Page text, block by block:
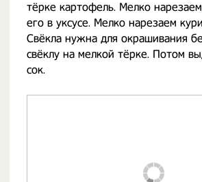
тёрке картофель. Мелко
его в уксусе. Мелко нарезаем
Свёкла нужна для окрашивания
свёклу на мелкой тёрке. Потом
сок.